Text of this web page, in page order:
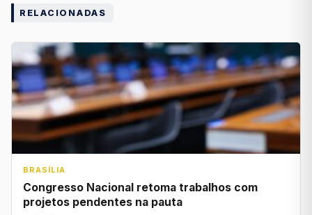
RELACIONADAS
BRASÍLIA
Congresso Nacional retoma trabalhos com
projetos pendentes na pauta